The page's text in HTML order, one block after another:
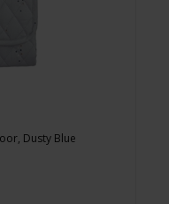
Dusty Blue